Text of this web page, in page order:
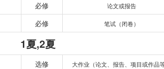
必修 论文或报告
必修 笔试（闭卷）
1夏,2夏
选修 大作业（论文、报告、项目或作品等